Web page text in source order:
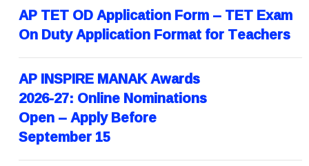
AP TET OD Application Form – TET Exam
On Duty Application Format for Teachers
AP INSPIRE MANAK Awards
2026-27: Online Nominations
Open – Apply Before
September 15